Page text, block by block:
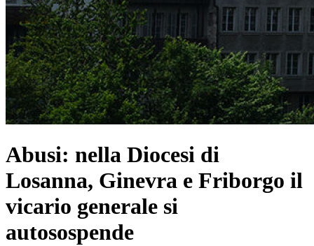
Abusi: nella Diocesi di
Losanna, Ginevra e Friborgo il
vicario generale si
autosospende